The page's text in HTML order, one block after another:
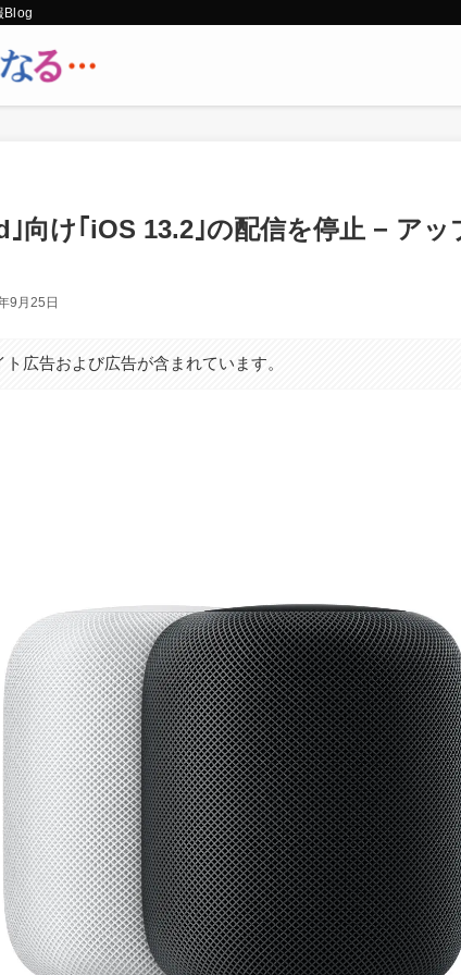
Blog
向け｢iOS 13.2｣の配信を停止 − アッ
9月25日
広告および広告が含まれています。